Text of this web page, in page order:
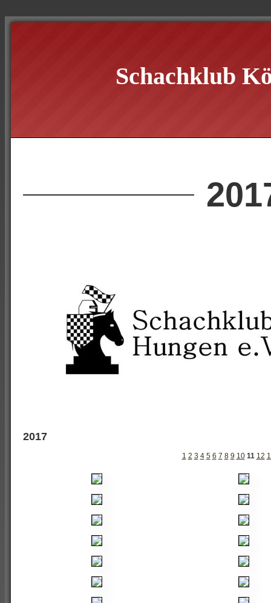
Schachklub
2017
1 2 3 4 5 6 7 8 9 10 11 12